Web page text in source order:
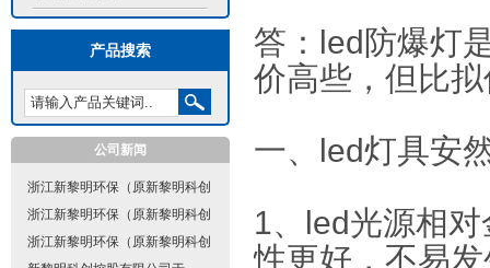
产品搜索
公司新闻
浙江新黎明环保（原新黎明科创
控股有限公司）隔爆型电气设备
的设计、制造要点是什么？
浙江新黎明环保（原新黎明科创
控股有限公司）防爆电气的防爆
浙江新黎明环保（原新黎明科创
答：led防爆灯
价高些，但比
一、led灯具安
1、led光源相
性更好，不易